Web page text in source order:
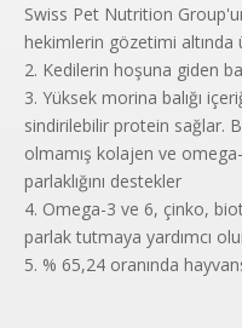
Swiss Pet Nutrition
hekimlerin gözetimi altında
2. Kedilerin hoşuna giden
3. Yüksek morina balığı
sindirilebilir protein sağlar.
olmamış kolajen ve
parlaklığını destekler
4. Omega-3 ve 6, çinko,
parlak tutmaya yardımcı
5. % 65,24 oranında